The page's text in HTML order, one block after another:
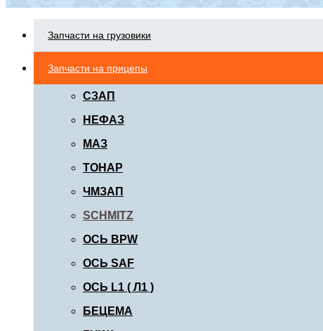
Запчасти на грузовики
Запчасти на прицепы
СЗАП
НЕФАЗ
МАЗ
ТОНАР
ЧМЗАП
SCHMITZ
ОСЬ BPW
ОСЬ SAF
ОСЬ L1 ( Л1 )
БЕЦЕМА